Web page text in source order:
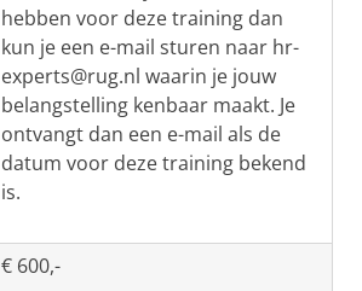
hebben voor deze training dan
kun je een e-mail sturen naar hr-
experts@rug.nl waarin je jouw
belangstelling kenbaar maakt. Je
ontvangt dan een e-mail als de
datum voor deze training bekend
is.
€ 600,-